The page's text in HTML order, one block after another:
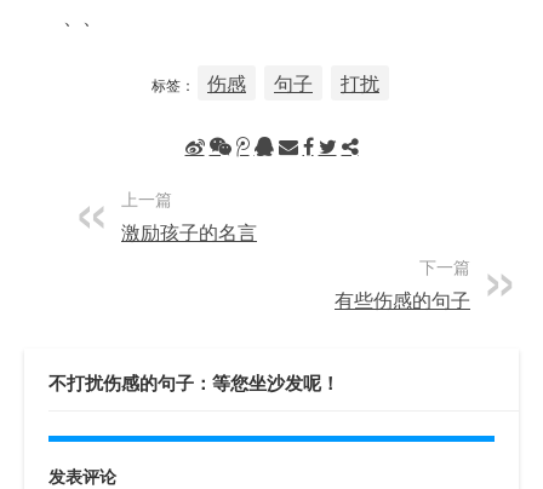
、、
标签： 伤感 句子 打扰
上一篇
激励孩子的名言
下一篇
有些伤感的句子
不打扰伤感的句子：等您坐沙发呢！
发表评论